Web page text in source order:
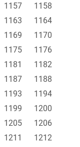
1157
1158
1163
1164
1169
1170
1175
1176
1181
1182
1187
1188
1193
1194
1199
1200
1205
1206
1211
1212